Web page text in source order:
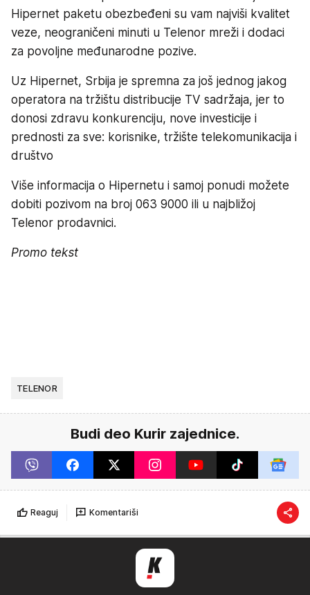
Hipernet paketu obezbeđeni su vam najviši kvalitet
veze, neograničeni minuti u Telenor mreži i dodaci
za povoljne međunarodne pozive.
Uz Hipernet, Srbija je spremna za još jednog jakog
operatora na tržištu distribucije TV sadržaja, jer to
donosi zdravu konkurenciju, nove investicije i
prednosti za sve: korisnike, tržište telekomunikacija i
društvo
Više informacija o Hipernetu i samoj ponudi možete
dobiti pozivom na broj 063 9000 ili u najbližoj
Telenor prodavnici.
Promo tekst
TELENOR
Budi deo Kurir zajednice.
Reaguj Komentariši